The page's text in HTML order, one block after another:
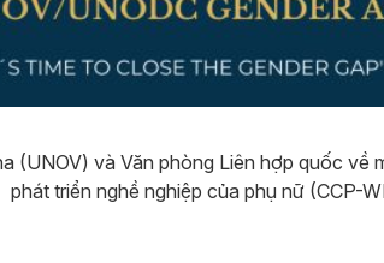
(UNOV) và Văn phòng Liên hợp quốc về
triển nghề nghiệp của phụ nữ (CCP-